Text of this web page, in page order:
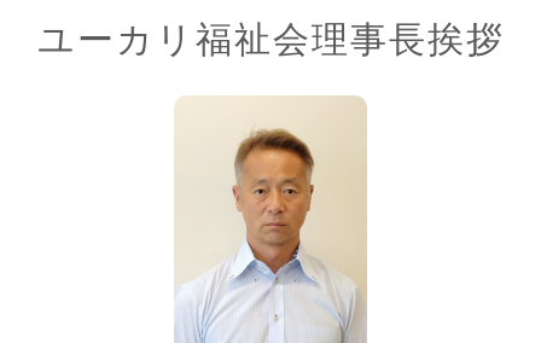
ユーカリ福祉会理事長挨拶